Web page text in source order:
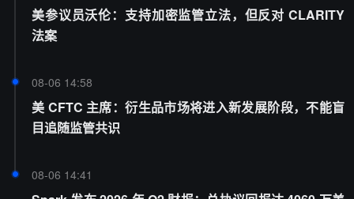
美参议员沃伦：支持加密监管立法，但反对 CLARITY
法案
08-06 14:58
美 CFTC 主席：衍生品市场将进入新发展阶段，不能盲
目追随监管共识
08-06 14:41